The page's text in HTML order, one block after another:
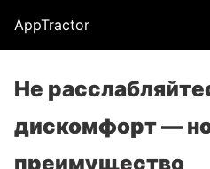
AppTractor
Не
дискомфорт —
преимущество